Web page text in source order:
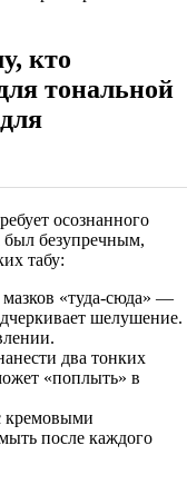
кто
тональной
осознанного
был безупречным,
табу:
«туда-сюда» —
шелушение.
два тонких
«поплыть» в
кремовыми
после каждого